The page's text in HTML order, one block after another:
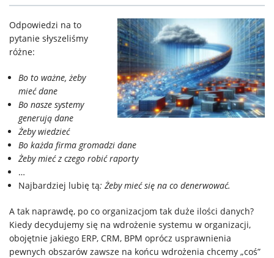
Usługi
Klienci
Kariera
O
firmie
Kontakt
Odpowiedzi na to
pytanie słyszeliśmy
różne:
Bo to ważne, żeby
mieć dane
Bo nasze systemy
generują dane
Żeby wiedzieć
Bo każda firma gromadzi dane
Żeby mieć z czego robić raporty
…
Najbardziej lubię tą: Żeby mieć się na co denerwować.
A tak naprawdę, po co organizacjom tak duże ilości danych?
Kiedy decydujemy się na wdrożenie systemu w organizacji,
obojętnie jakiego ERP, CRM, BPM oprócz usprawnienia
pewnych obszarów zawsze na końcu wdrożenia chcemy „coś”